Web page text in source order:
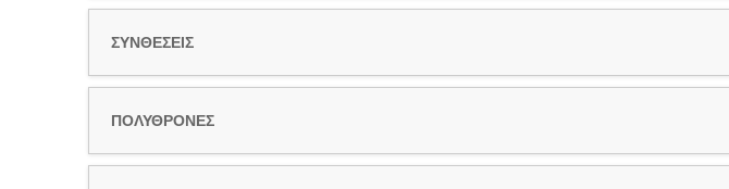
ΣΥΝΘΕΣΕΙΣ
ΠΟΛΥΘΡΟΝΕΣ